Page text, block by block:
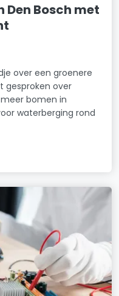
Den Bosch met
over een groenere
gesproken over
bomen in
waterberging rond